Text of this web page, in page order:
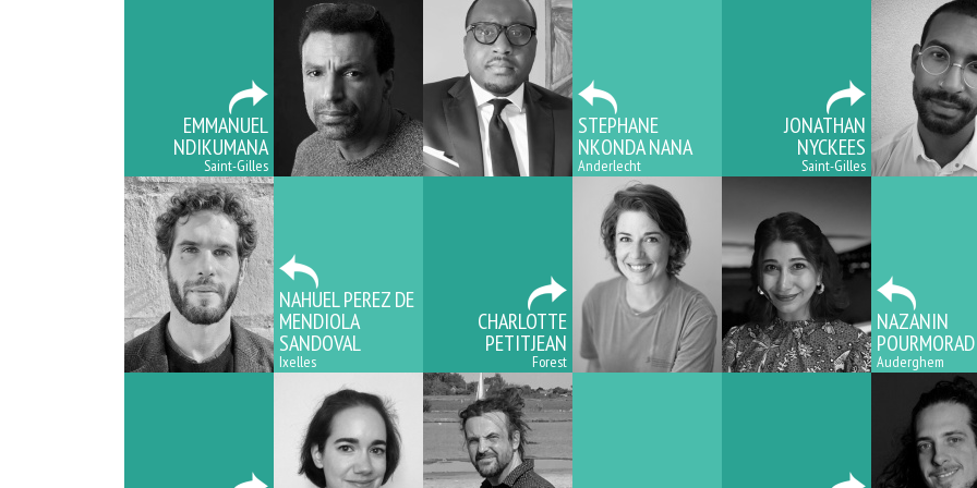
EMMANUEL
NDIKUMANA
Saint-Gilles
STEPHANE
NKONDA NANA
Anderlecht
JONATHAN
NYCKEES
Saint-Gilles
NAHUEL PEREZ DE
MENDIOLA
SANDOVAL
Ixelles
CHARLOTTE
PETITJEAN
Forest
NAZANIN
Auderghem